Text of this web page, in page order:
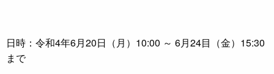
日時：令和4年6月20日（月）10:00 ～ 6月24目（金）15:30
まで